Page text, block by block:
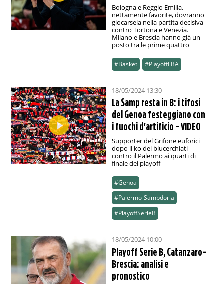
Bologna e Reggio Emilia,
nettamente favorite, dovranno
giocarsela nella partita decisiva
contro Tortona e Venezia.
Milano e Brescia hanno già un
posto tra le prime quattro
#Basket #PlayoffLBA
18/05/2024 13:30
La Samp resta in B: i tifosi
del Genoa festeggiano con
i fuochi d'artificio - VIDEO
Supporter del Grifone euforici
dopo il ko dei blucerchiati
contro il Palermo ai quarti di
finale dei playoff
#Genoa
#Palermo-Sampdoria
#PlayoffSerieB
18/05/2024 10:00
Playoff Serie B, Catanzaro-
Brescia: analisi e
pronostico